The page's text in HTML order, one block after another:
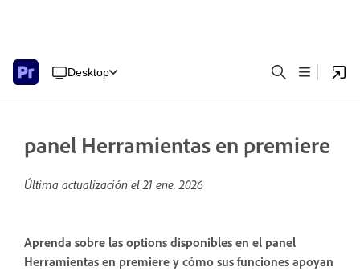
Desktop
panel Herramientas en premiere
Última actualización el21 ene. 2026
Aprenda sobre las options disponibles en el panel
Herramientas en premiere y cómo sus funciones apoyan